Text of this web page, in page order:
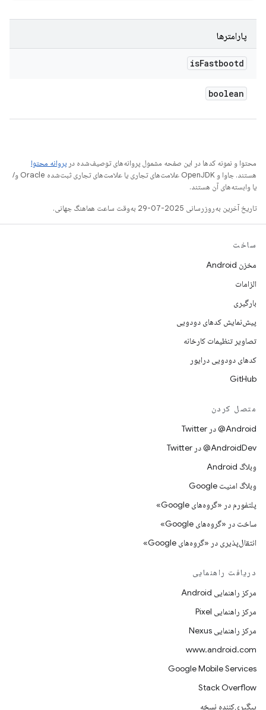
پارامترها
isFastbootd
boolean
محتوا و نمونه کدها در این صفحه مشمول پروانه‌های توصیف‌شده در پروانه محتوا
هستند. جاوا و OpenJDK علامت‌های تجاری یا علامت‌های تجاری ثبت‌شده Oracle و/
یا وابسته‌های آن هستند.
تاریخ آخرین به‌روزرسانی 2025-07-29 به‌وقت ساعت هماهنگ جهانی.
ساخت
مخزن Android
الزامات
بارگیری
پیش‌نمایش کدهای دودویی
تصاویر تنظیمات کارخانه
کدهای دودویی درایور
GitHub
متصل کردن
Android@ در Twitter
AndroidDev@ در Twitter
وبلاگ Android
وبلاگ امنیت Google
پلتفورم در «گروه‌های Google»
ساخت در «گروه‌های Google»
انتقال‌پذیری در «گروه‌های Google»
دریافت راهنمایی
مرکز راهنمایی Android
مرکز راهنمایی Pixel
مرکز راهنمایی Nexus
www.android.com
Google Mobile Services
Stack Overflow
پیگیری‌کننده نسخه